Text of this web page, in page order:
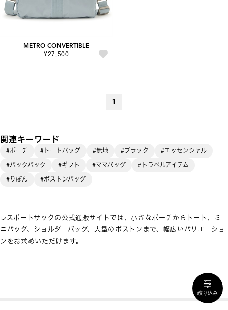
METRO CONVERTIBLE
¥27,500
1
関連キーワード
#ポーチ #トートバッグ #無地 #ブラック
#エッセンシャル
#バックパック
#ギフト #ママバッグ
#トラベルアイテム
#りぼん
#ボストンバッグ
レスポートサックの公式通販サイトでは、小さなポーチからトート、ミ
ニバッグ、ショルダーバッグ、大型のボストンまで、幅広いバリエーショ
ンをお求めいただけます。
絞り込み